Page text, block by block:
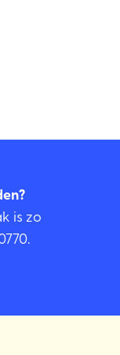
is zo
.